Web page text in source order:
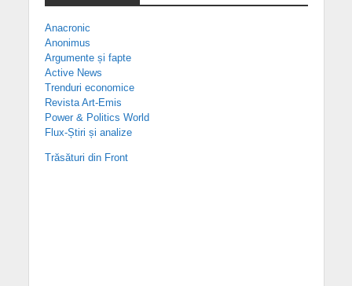
Anacronic
Anonimus
Argumente și fapte
Active News
Trenduri economice
Revista Art-Emis
Power & Politics World
Flux-Știri și analize
Trăsături din Front